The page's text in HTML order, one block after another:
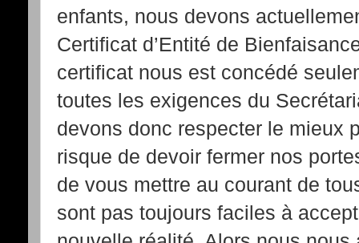
enfants, nous devons
Certificat d’Entité de
certificat nous est concédé
toutes les exigences du
devons donc respecter le mieux
risque de devoir fermer nos
de vous mettre au courant de
sont pas toujours faciles à